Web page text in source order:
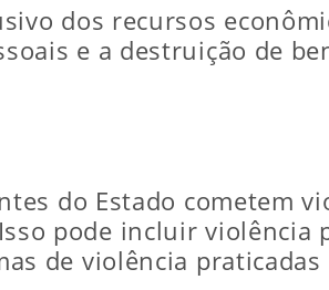
dos recursos
e a destruição de
do Estado cometem
pode incluir violência
de violência